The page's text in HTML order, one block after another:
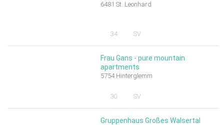
6481 St. Leonhard
34 SV
Frau Gans - pure mountain
apartments
5754 Hinterglemm
30 SV
Gruppenhaus Großes Walsertal